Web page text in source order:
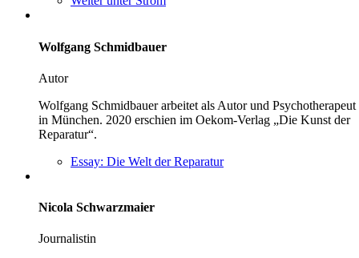
Wolfgang Schmidbauer
Autor
Wolfgang Schmidbauer arbeitet als Autor und Psychotherapeut
in München. 2020 erschien im Oekom-Verlag „Die Kunst der
Reparatur“.
Essay: Die Welt der Reparatur
Nicola Schwarzmaier
Journalistin